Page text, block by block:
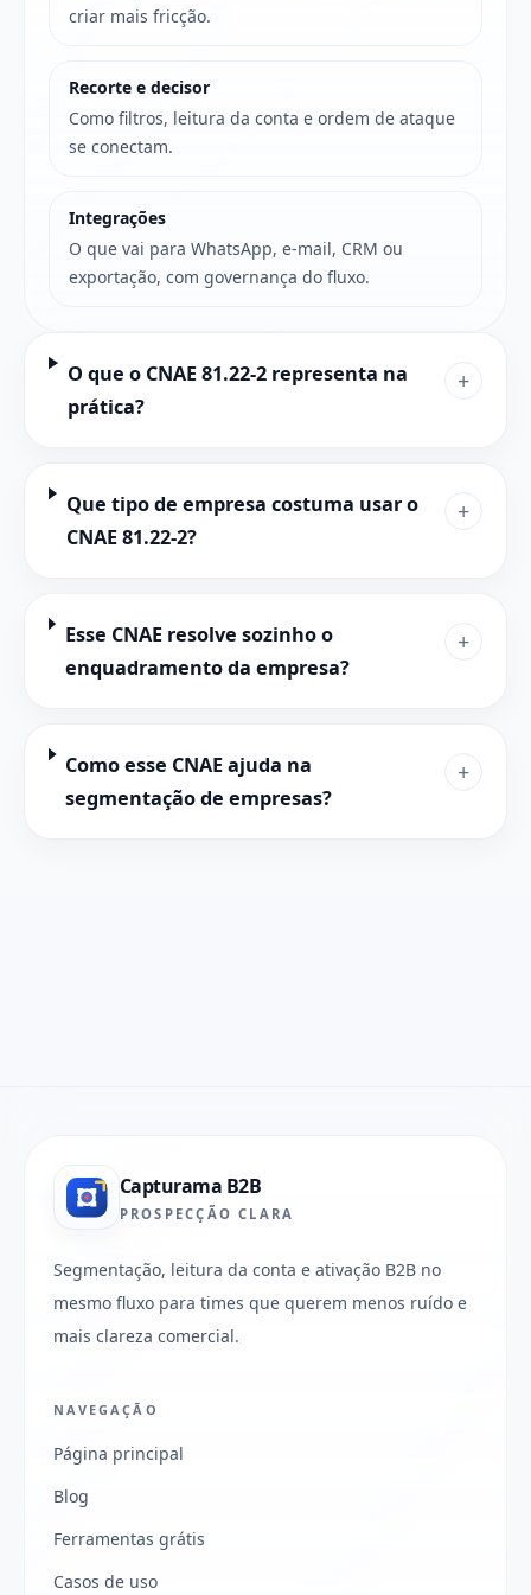
criar mais fricção.
Recorte e decisor
Como filtros, leitura da conta e ordem de ataque
se conectam.
Integrações
O que vai para WhatsApp, e-mail, CRM ou
exportação, com governança do fluxo.
O que o CNAE 81.22-2 representa na
prática?
+
Que tipo de empresa costuma usar o
CNAE 81.22-2?
+
Esse CNAE resolve sozinho o
enquadramento da empresa?
+
Como esse CNAE ajuda na
segmentação de empresas?
+
Capturama B2B
PROSPECÇÃO CLARA
Segmentação, leitura da conta e ativação B2B no
mesmo fluxo para times que querem menos ruído e
mais clareza comercial.
NAVEGAÇÃO
Página principal
Blog
Ferramentas grátis
Casos de uso